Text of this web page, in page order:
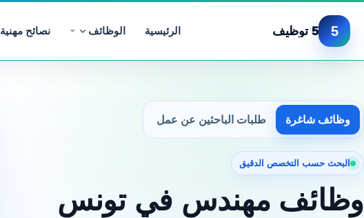
5 5 توظيف الرئيسية الوظائف نصائح مهنية
وظائف شاغرة طلبات الباحثين عن عمل
البحث حسب التخصص الدقيق
وظائف مهندس في تونس